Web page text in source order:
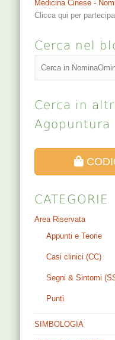
Medicina Cinese -
Clicca qui per
Cerca nel
Cerca in
Agopuntura
CATEGORIE
Area Riservata
Appunti e Teorie
Casi clinici (CC)
Segni & Sintomi
Punti
SIMBOLOGIA